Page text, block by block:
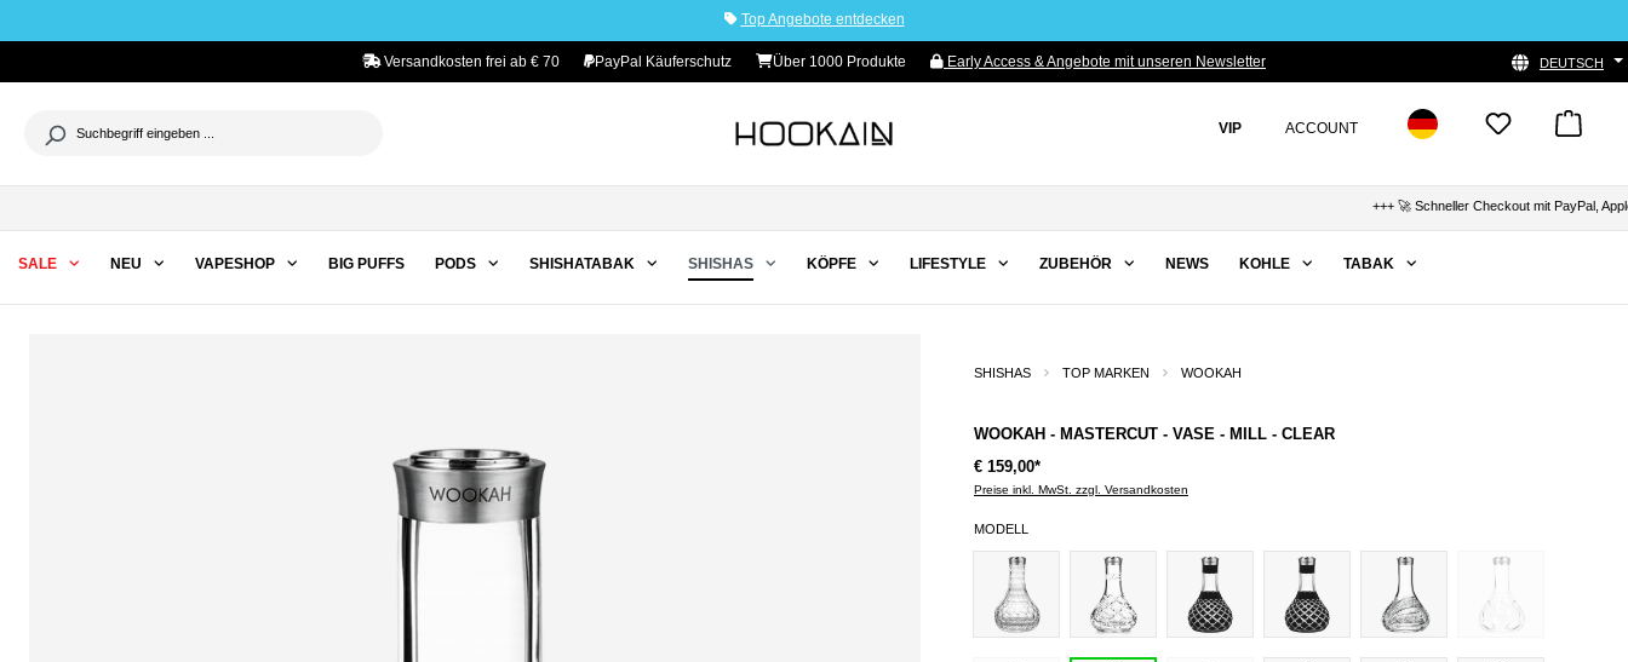
Top Angebote entdecken
Versandkosten frei ab € 70 PayPal Käuferschutz Über 1000 Produkte Early Access & Angebote mit unseren Newsletter DEUTSCH
VIP ACCOUNT
+++ 🚀 Schneller Checkout mit PayPal, Apple
SALE NEU VAPESHOP BIG PUFFS PODS SHISHATABAK SHISHAS KÖPFE LIFESTYLE ZUBEHÖR NEWS KOHLE TABAK
SHISHAS TOP MARKEN WOOKAH
WOOKAH - MASTERCUT - VASE - MILL - CLEAR
€ 159,00*
Preise inkl. MwSt. zzgl. Versandkosten
MODELL